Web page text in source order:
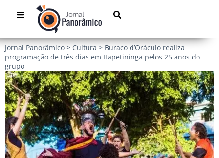
Jornal Panorâmico > Cultura > Buraco d’Oráculo realiza
programação de três dias em Itapetininga pelos 25 anos do
grupo